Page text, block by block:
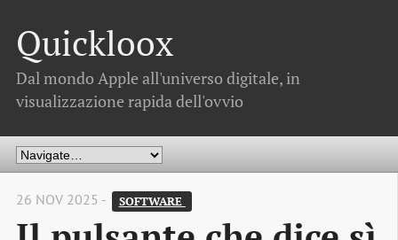
Quickloox
Dal mondo Apple all'universo digitale, in
visualizzazione rapida dell'ovvio
26 NOV 2025 - SOFTWARE